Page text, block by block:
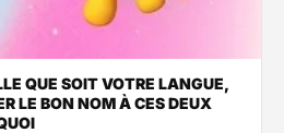
QUE SOIT VOTRE LANGUE,
LE BON NOM À CES DEUX